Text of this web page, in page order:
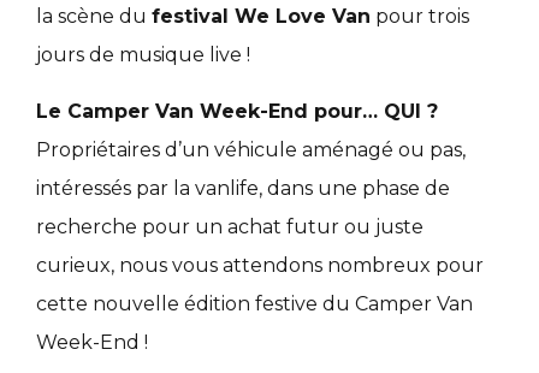
la scène du festival We Love Van pour trois
jours de musique live !
Le Camper Van Week-End pour… QUI ?
Propriétaires d’un véhicule aménagé ou pas,
intéressés par la vanlife, dans une phase de
recherche pour un achat futur ou juste
curieux, nous vous attendons nombreux pour
cette nouvelle édition festive du Camper Van
Week-End !